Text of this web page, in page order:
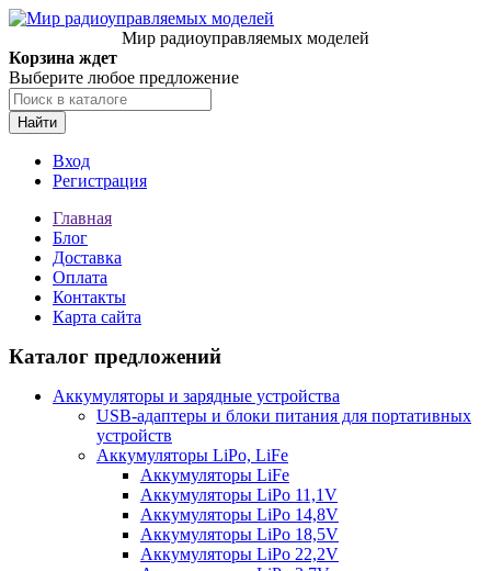
Мир радиоуправляемых моделей
Корзина ждет
Выберите любое предложение
Найти
Вход
Регистрация
Главная
Блог
Доставка
Оплата
Контакты
Карта сайта
Каталог предложений
Аккумуляторы и зарядные устройства
USB-адаптеры и блоки питания для портативных
устройств
Аккумуляторы LiPo, LiFe
Аккумуляторы LiFe
Аккумуляторы LiPo 11,1V
Аккумуляторы LiPo 14,8V
Аккумуляторы LiPo 18,5V
Аккумуляторы LiPo 22,2V